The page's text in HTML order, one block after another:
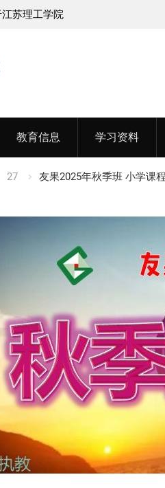
孟老师，毕业于湖北中医
教育信息 学习资料
27 友果2025年秋季班 小学课